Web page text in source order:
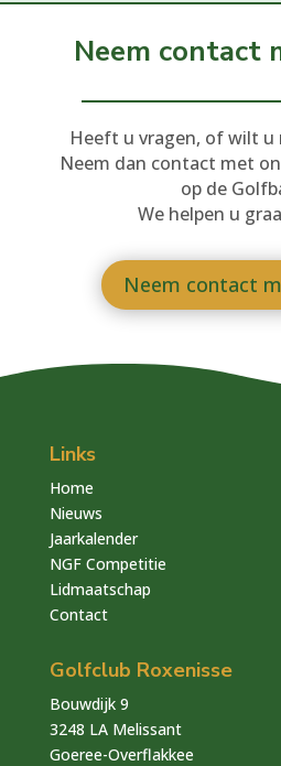
Neem contact
Heeft u vragen, of wilt
Neem dan contact met
op de
We helpen u
Neem contact
Links
Home
Nieuws
Jaarkalender
NGF Competitie
Lidmaatschap
Contact
Golfclub Roxenisse
Bouwdijk 9
3248 LA Melissant
Goeree-Overflakkee